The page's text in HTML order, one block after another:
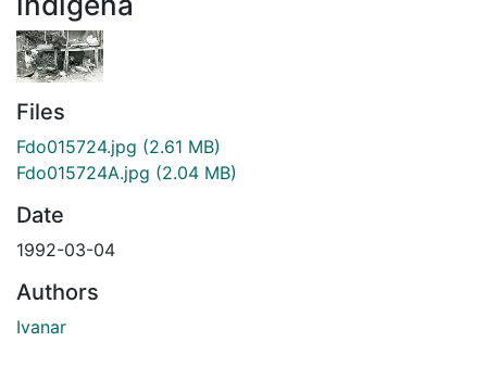
Files
Fdo015724.jpg (2.61 MB)
Fdo015724A.jpg (2.04 MB)
Date
1992-03-04
Authors
Ivanar